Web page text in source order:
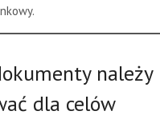
należy
dla celów